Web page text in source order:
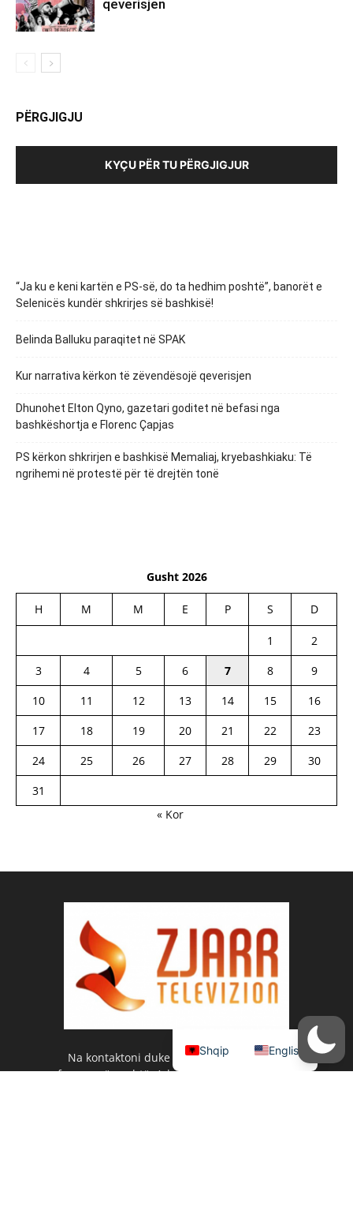
qeverisjen
PËRGJIGJU
KYÇU PËR TU PËRGJIGJUR
“Ja ku e keni kartën e PS-së, do ta hedhim poshtë”, banorët e
Selenicës kundër shkrirjes së bashkisë!
Belinda Balluku paraqitet në SPAK
Kur narrativa kërkon të zëvendësojë qeverisjen
Dhunohet Elton Qyno, gazetari goditet në befasi nga
bashkëshortja e Florenc Çapjas
PS kërkon shkrirjen e bashkisë Memaliaj, kryebashkiaku: Të
ngrihemi në protestë për të drejtën tonë
Gusht 2026
H M M E P S D
1
2
3
4 5 6 7 8
9
10
11 12 13 14 15
16
17
18 19 20 21 22
23
24
25 26 27 28 29
30
31
« Kor
Na kontaktoni duke përdorur të dhënat e
ofruara më poshtë. Adresa: Zjarr Televizion, Rr.
Shqip English